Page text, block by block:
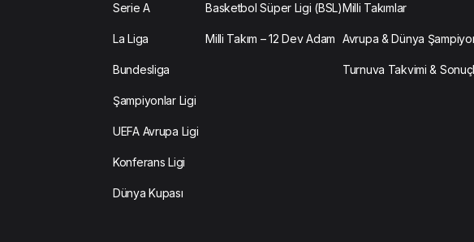
Serie A
La Liga
Bundesliga
Şampiyonlar Ligi
UEFA Avrupa Ligi
Konferans Ligi
Dünya Kupası
Basketbol Süper Ligi (BSL)
Milli Takım – 12 Dev Adam
Milli Takımlar
Avrupa & Dünya
Turnuva Takvimi &